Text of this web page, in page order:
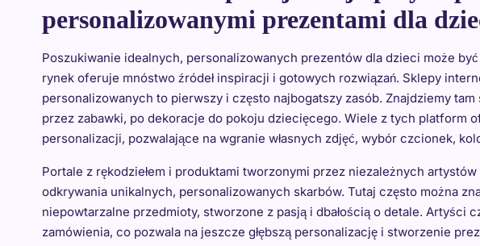
personalizowanymi prezentami dla
Poszukiwanie idealnych, personalizowanych prezentów dla dzieci może
rynek oferuje mnóstwo źródeł inspiracji i gotowych rozwiązań. Sklepy
personalizowanych to pierwszy i często najbogatszy zasób. Znajdziemy
przez zabawki, po dekoracje do pokoju dziecięcego. Wiele z tych platform
personalizacji, pozwalające na wgranie własnych zdjęć, wybór czcionek,
Portale z rękodziełem i produktami tworzonymi przez niezależnych
odkrywania unikalnych, personalizowanych skarbów. Tutaj często można
niepowtarzalne przedmioty, stworzone z pasją i dbałością o detale. Artyści
zamówienia, co pozwala na jeszcze głębszą personalizację i stworzenie